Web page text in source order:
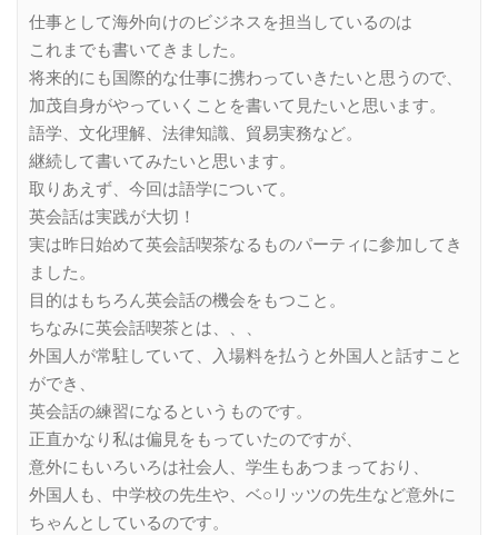
仕事として海外向けのビジネスを担当しているのは
これまでも書いてきました。
将来的にも国際的な仕事に携わっていきたいと思うので、
加茂自身がやっていくことを書いて見たいと思います。
語学、文化理解、法律知識、貿易実務など。
継続して書いてみたいと思います。
取りあえず、今回は語学について。
英会話は実践が大切！
実は昨日始めて英会話喫茶なるものパーティに参加してき
ました。
目的はもちろん英会話の機会をもつこと。
ちなみに英会話喫茶とは、、、
外国人が常駐していて、入場料を払うと外国人と話すこと
ができ、
英会話の練習になるというものです。
正直かなり私は偏見をもっていたのですが、
意外にもいろいろは社会人、学生もあつまっており、
外国人も、中学校の先生や、ベ○リッツの先生など意外に
ちゃんとしているのです。